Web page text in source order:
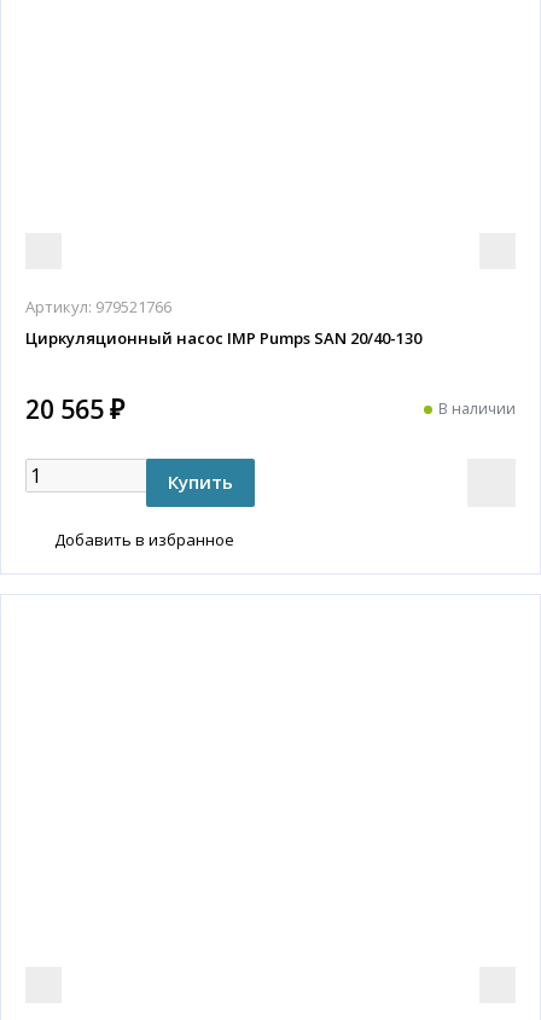
Артикул: 979521766
Циркуляционный насос IMP Pumps SAN 20/40-130
20 565 ₽ В наличии
Добавить в избранное